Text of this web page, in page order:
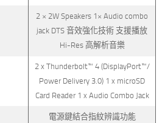
2 × 2W Speakers 1× Audio combo
jack DTS 音效強化技術 支援播放
Hi-Res 高解析音樂
2 x Thunderbolt™ 4 (DisplayPort™/
Power Delivery 3.0) 1 x microSD
Card Reader 1 x Audio Combo Jack
電源鍵結合指紋辨識功能